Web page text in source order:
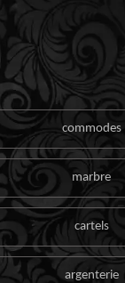
commodes
marbre
cartels
argenterie